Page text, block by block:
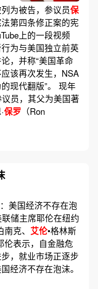
为被告，参议员保
第四条修正案的宪
上的一段视频
为与美国独立前英
，并称“美国革命
该再次发生，NSA
现代翻版”。 现年
员，其父为美国著
保罗 （Ron
美国经济不存在泡
储主席耶伦在纽约
克、 艾伦•格林斯
伦表示，自金融危
，就业市场正逐步
经济不存在泡沫。